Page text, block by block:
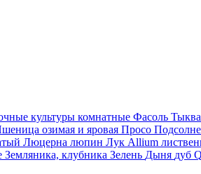
культуры комнатные Фасоль Тыква
озимая и яровая Просо
Люцерна люпин Лук Allium
Земляника, клубника Зелень Дыня дуб